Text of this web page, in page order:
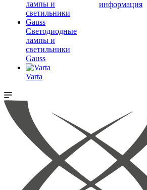
Светодиодные
лампы и
светильники
Gauss
Varta
информация